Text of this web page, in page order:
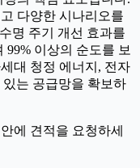
다양한 시나리오를
명 주기 개선 효과를
이상의 순도를 보
대 청정 에너지, 전자
는 공급망을 확보하
에 견적을 요청하세